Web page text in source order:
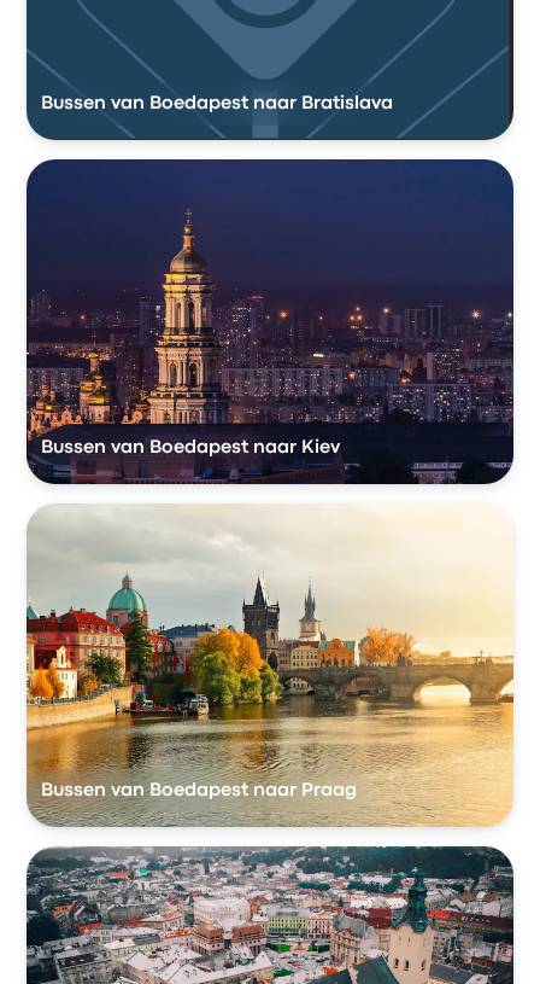
Bussen van Boedapest naar Bratislava
Bussen van Boedapest naar Kiev
Bussen van Boedapest naar Praag